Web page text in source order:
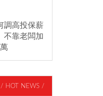
調高投保薪
不靠老闆加
/ HOT NEWS /